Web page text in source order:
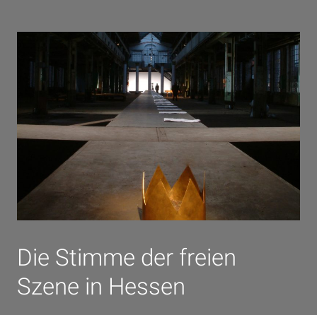
Die Stimme der freien
Szene in Hessen